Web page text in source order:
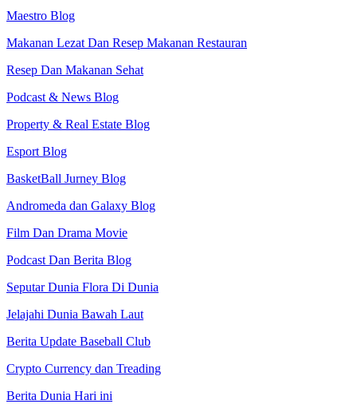
Maestro Blog
Makanan Lezat Dan Resep Makanan Restauran
Resep Dan Makanan Sehat
Podcast & News Blog
Property & Real Estate Blog
Esport Blog
BasketBall Jurney Blog
Andromeda dan Galaxy Blog
Film Dan Drama Movie
Podcast Dan Berita Blog
Seputar Dunia Flora Di Dunia
Jelajahi Dunia Bawah Laut
Berita Update Baseball Club
Crypto Currency dan Treading
Berita Dunia Hari ini